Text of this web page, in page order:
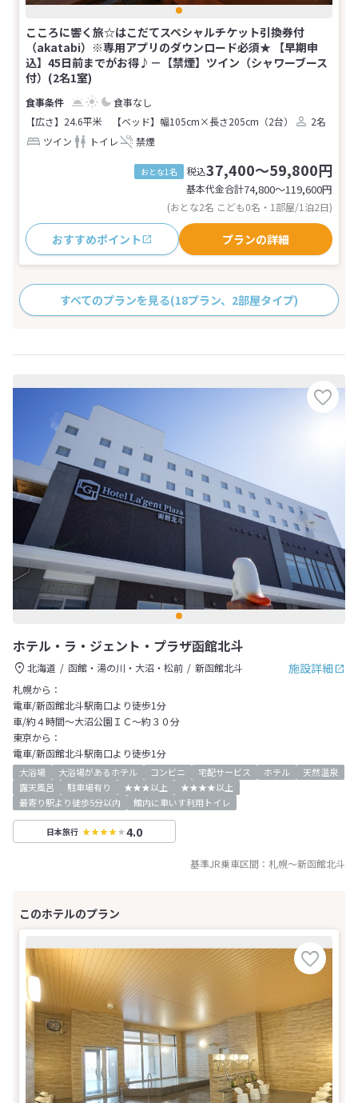
こころに響く旅☆はこだてスペシャルチケット引換券付
（akatabi）※専用アプリのダウンロード必須★ 【早期申
込】45日前までがお得♪－【禁煙】ツイン（シャワーブース
付）(2名1室)
食事なし
【広さ】24.6平米
【ベッド】幅105cm×長さ205cm（2台）
2名
ツイン
トイレ 禁煙
おとな1名 税込37,400～59,800円
基本代金合計74,800〜119,600円
(おとな2名 こども0名・1部屋/1泊2日)
おすすめポイント プランの詳細
すべてのプランを見る(18プラン、2部屋タイプ)
ホテル・ラ・ジェント・プラザ函館北斗
施設詳細
北海道 函館・湯の川・大沼・松前
新函館北斗
札幌から：
電車/新函館北斗駅南口より徒歩1分
車/約４時間～大沼公園ＩＣ～約３０分
東京から：
電車/新函館北斗駅南口より徒歩1分
大浴場 大浴場があるホテル コンビニ 宅配サービス ホテル
天然温泉
露天風呂
駐車場有り ★★★以上
★★★★以上
最寄り駅より徒歩5分以内
館内に車いす利用トイレ
日本旅行 4.0
基準JR乗車区間： 札幌～新函館北斗